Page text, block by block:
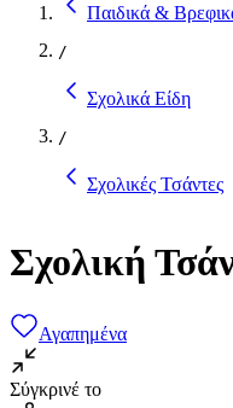
Παιδικά &
/
Σχολικά Είδη
/
Σχολικές Τσάντες
Σχολική
Αγαπημένα
Σύγκρινέ το